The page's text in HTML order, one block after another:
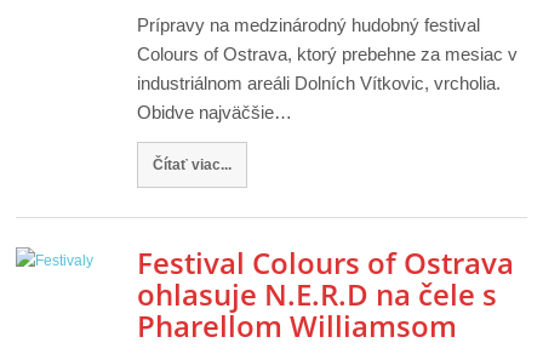
Prípravy na medzinárodný hudobný festival
Colours of Ostrava, ktorý prebehne za mesiac v
industriálnom areáli Dolních Vítkovic, vrcholia.
Obidve najväčšie…
Čítať viac...
Festival Colours of Ostrava
ohlasuje N.E.R.D na čele s
Pharellom Williamsom